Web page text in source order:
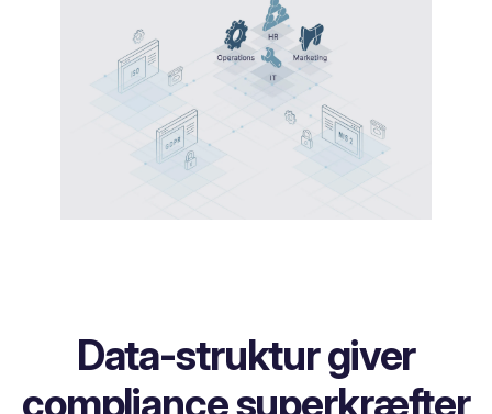
Data-struktur giver
compliance superkræfter